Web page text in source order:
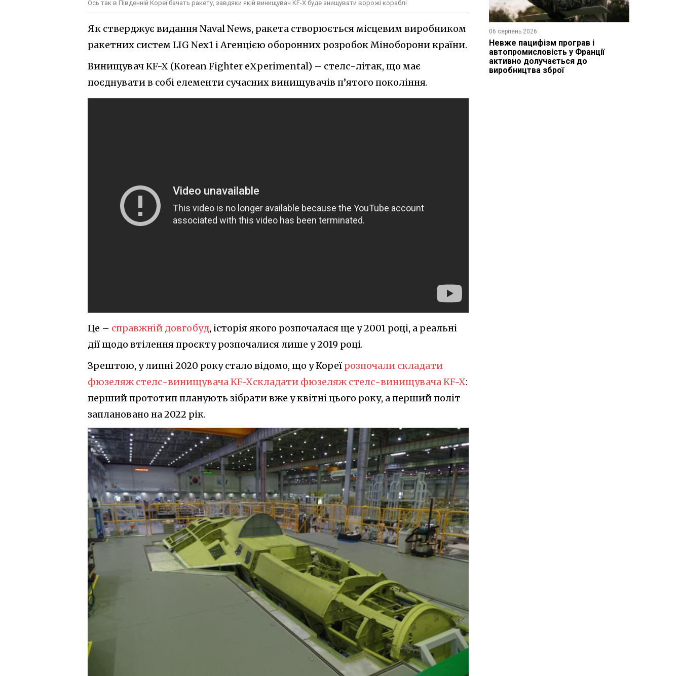
Ось так в Південній Кореї бачать ракету, завдяки якій винищувач KF-X буде знищувати ворожі кораблі
Як стверджує видання Naval News, ракета створюється місцевим виробником
ракетних систем LIG Nex1 і Агенцією оборонних розробок Міноборони країни.
Винищувач KF-X (Korean Fighter eXperimental) – стелс-літак, що має
поєднувати в собі елементи сучасних винищувачів п’ятого покоління.
Це – справжній довгобуд, історія якого розпочалася ще у 2001 році, а реальні
дії щодо втілення проєкту розпочалися лише у 2019 році.
Зрештою, у липні 2020 року стало відомо, що у Кореї розпочали складати
фюзеляж стелс-винищувача KF-Xскладати фюзеляж стелс-винищувача KF-X:
перший прототип планують зібрати вже у квітні цього року, а перший політ
заплановано на 2022 рік.
06 серпень 2026
Невже пацифізм програв і
автопромисловість у Франції
активно долучається до
виробництва зброї